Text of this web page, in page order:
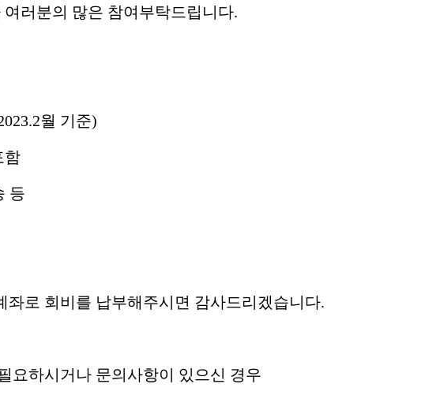
러분의 많은 참여부탁드립니다.
월 기준)
함
등
좌로 회비를 납부해주시면 감사드리겠습니다.
요하시거나 문의사항이 있으신 경우